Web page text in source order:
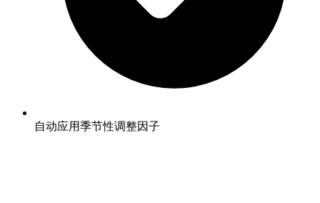
自动应用季节性调整因子